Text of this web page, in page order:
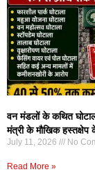
वन मंडलों के कथित
मंत्री के मौखिक हस्तक्षेप
July 11, 2026 No
Read More »